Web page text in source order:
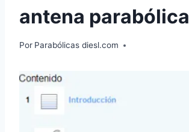
antena parabólica
Por Parabólicas diesl.com